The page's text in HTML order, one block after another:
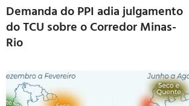
Demanda do PPI adia julgamento
do TCU sobre o Corredor Minas-
Rio